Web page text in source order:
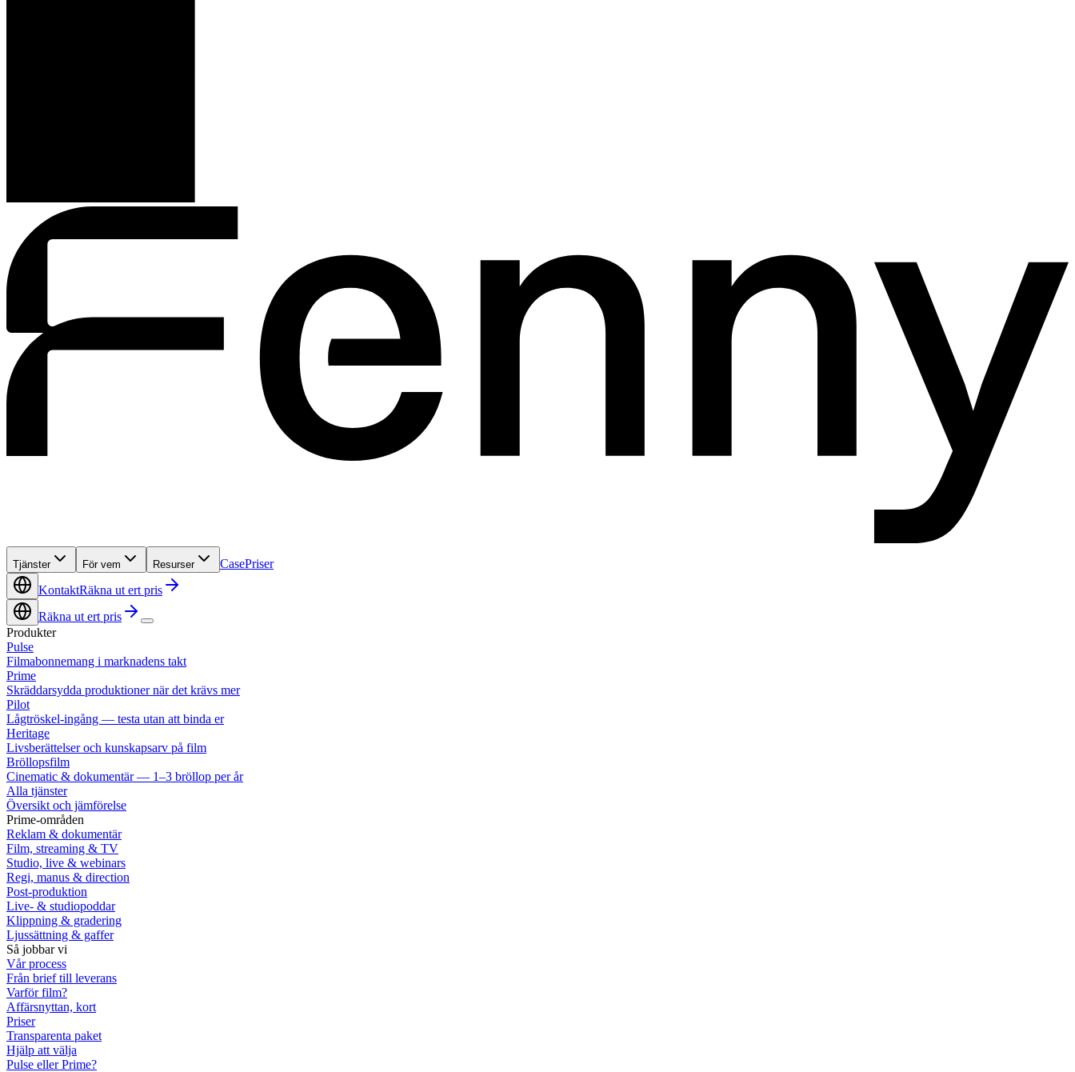
Tjänster För vem Resurser CasePriser
KontaktRäkna ut ert pris
Räkna ut ert pris
Produkter
Pulse
Filmabonnemang i marknadens takt
Prime
Skräddarsydda produktioner när det krävs mer
Pilot
Lågtröskel-ingång — testa utan att binda er
Heritage
Livsberättelser och kunskapsarv på film
Bröllopsfilm
Cinematic & dokumentär — 1–3 bröllop per år
Alla tjänster
Översikt och jämförelse
Prime-områden
Reklam & dokumentär
Film, streaming & TV
Studio, live & webinars
Regi, manus & direction
Post-produktion
Live- & studiopoddar
Klippning & gradering
Ljussättning & gaffer
Så jobbar vi
Vår process
Från brief till leverans
Varför film?
Affärsnyttan, kort
Priser
Transparenta paket
Hjälp att välja
Pulse eller Prime?